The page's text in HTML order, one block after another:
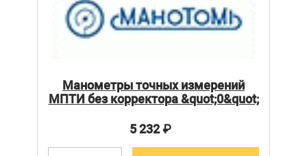
Манометры точных измерений
МПТИ без корректора &quot;0&quot;
5 232₽